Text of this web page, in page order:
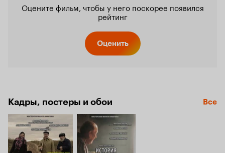
Оцените фильм, чтобы у него поскорее появился
рейтинг
Оценить
Кадры, постеры и обои Все